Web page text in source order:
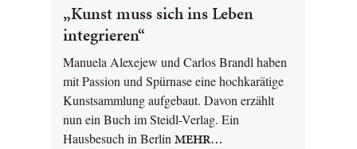
„Kunst muss sich ins Leben
integrieren“
Manuela Alexejew und Carlos Brandl haben
mit Passion und Spürnase eine hochkarätige
Kunstsammlung aufgebaut. Davon erzählt
nun ein Buch im Steidl-Verlag. Ein
Hausbesuch in Berlin MEHR…